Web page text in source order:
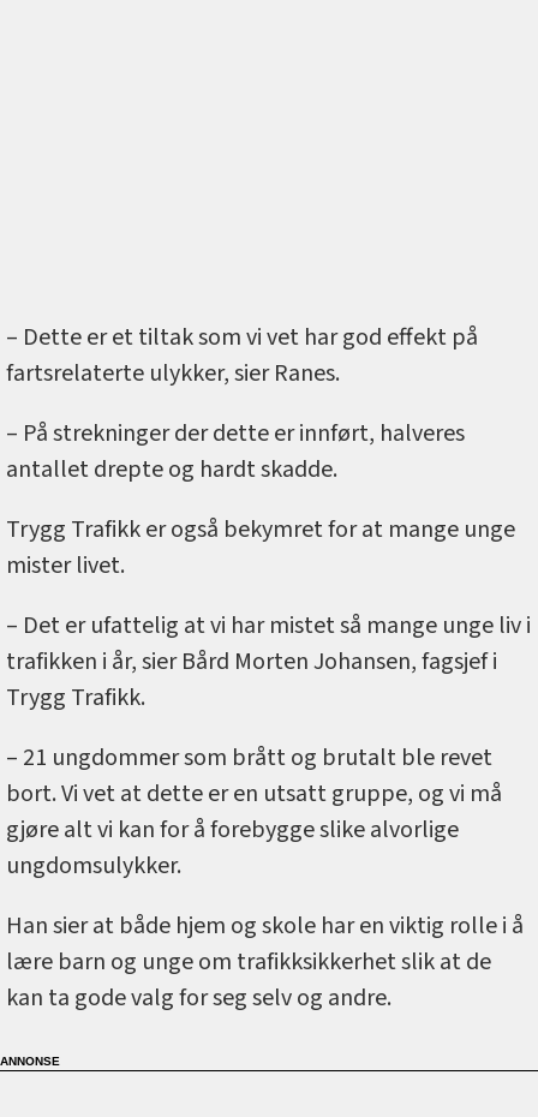
– Dette er et tiltak som vi vet har god effekt på
fartsrelaterte ulykker, sier Ranes.
– På strekninger der dette er innført, halveres
antallet drepte og hardt skadde.
Trygg Trafikk er også bekymret for at mange unge
mister livet.
– Det er ufattelig at vi har mistet så mange unge liv i
trafikken i år, sier Bård Morten Johansen, fagsjef i
Trygg Trafikk.
– 21 ungdommer som brått og brutalt ble revet
bort. Vi vet at dette er en utsatt gruppe, og vi må
gjøre alt vi kan for å forebygge slike alvorlige
ungdomsulykker.
Han sier at både hjem og skole har en viktig rolle i å
lære barn og unge om trafikksikkerhet slik at de
kan ta gode valg for seg selv og andre.